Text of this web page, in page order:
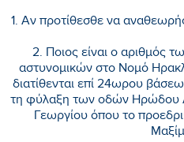
1. Αν προτίθεσθε να
2. Ποιος είναι ο αριθμός
αστυνομικών στο Νομό
διατίθενται επί 24ωρου
τη φύλαξη των οδών Ηρώδου
Γεωργίου όπου το